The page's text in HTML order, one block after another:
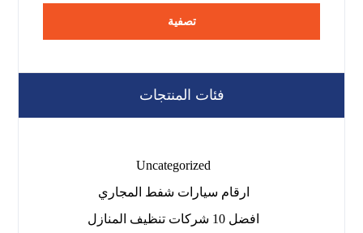
تصفية
فئات المنتجات
Uncategorized
ارقام سيارات شفط المجاري
افضل 10 شركات تنظيف المنازل